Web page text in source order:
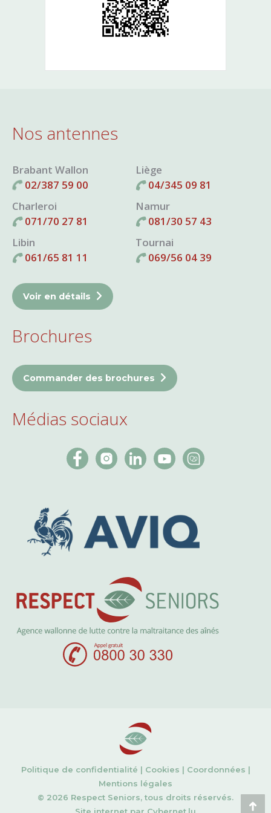
Nos antennes
Brabant Wallon
02/387 59 00
Charleroi
071/70 27 81
Libin
061/65 81 11
Liège
04/345 09 81
Namur
081/30 57 43
Tournai
069/56 04 39
Voir en détails
Brochures
Commander des brochures
Médias sociaux
Politique de confidentialité | Cookies | Coordonnées |
Mentions légales
© 2026 Respect Seniors, tous droits réservés.
Site internet par Cybernet.lu